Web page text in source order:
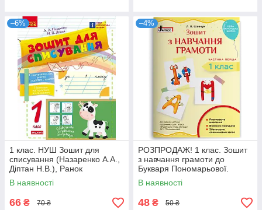
–6%
1 клас. НУШ Зошит для
списування (Назаренко А.А.,
Діптан Н.В.), Ранок
В наявності
66 ₴ 70 ₴
–4%
РОЗПРОДАЖ! 1 клас. Зошит
з навчання грамоти до
Букваря Пономарьової.
Частина 1 (Шевчук Л.В.),
Літера
В наявності
48 ₴ 50 ₴